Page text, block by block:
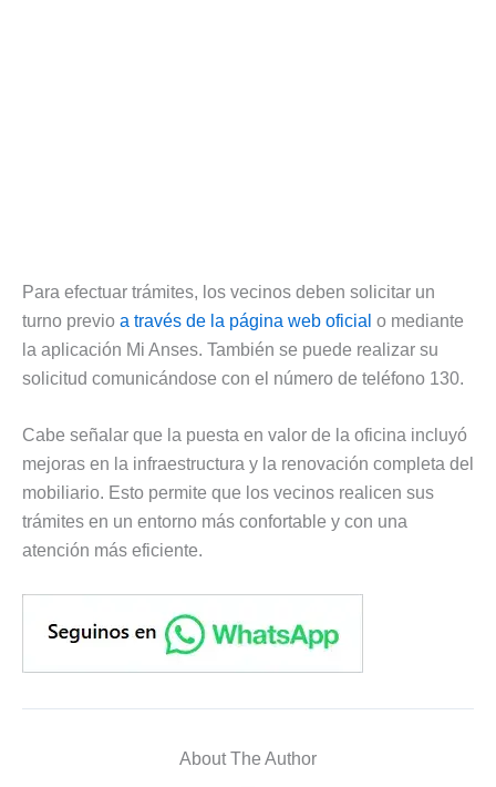
Para efectuar trámites, los vecinos deben solicitar un
turno previo a través de la página web oficial o mediante
la aplicación Mi Anses. También se puede realizar su
solicitud comunicándose con el número de teléfono 130.
Cabe señalar que la puesta en valor de la oficina incluyó
mejoras en la infraestructura y la renovación completa del
mobiliario. Esto permite que los vecinos realicen sus
trámites en un entorno más confortable y con una
atención más eficiente.
About The Author